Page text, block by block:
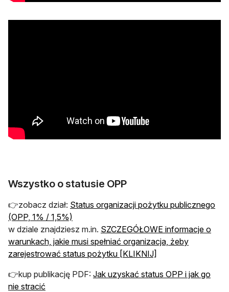
Wszystko o statusie OPP
👉zobacz dział: Status organizacji pożytku publicznego
(OPP, 1% / 1,5%)
w dziale znajdziesz m.in. SZCZEGÓŁOWE informacje o
warunkach, jakie musi spełniać organizacja, żeby
zarejestrować status pożytku [KLIKNIJ]
👉kup publikację PDF: Jak uzyskać status OPP i jak go
nie stracić